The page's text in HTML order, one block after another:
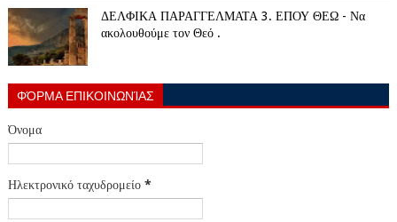
ΔΕΛΦΙΚΑ ΠΑΡΑΓΓΕΛΜΑΤΑ 3. ΕΠΟΥ ΘΕΩ - Να
ακολουθούμε τον Θεό .
ΦΌΡΜΑ ΕΠΙΚΟΙΝΩΝΊΑΣ
Όνομα
Ηλεκτρονικό ταχυδρομείο *